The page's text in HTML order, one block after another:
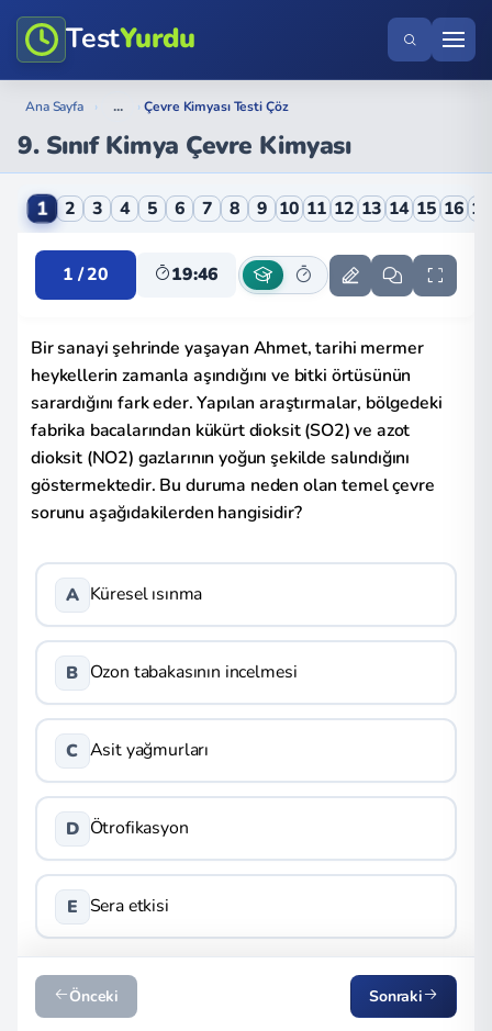
TestYurdu
Ana Sayfa › ... › Çevre Kimyası Testi Çöz
9. Sınıf Kimya Çevre Kimyası
9. Sınıf Kimya Çevre Kimyası Online Testi
1 2 3 4 5 6 7 8 9 10 11 12 13 14 15 16 17
1 / 20 19:46
Bir sanayi şehrinde yaşayan Ahmet, tarihi mermer
heykellerin zamanla aşındığını ve bitki örtüsünün
sarardığını fark eder. Yapılan araştırmalar, bölgedeki
fabrika bacalarından kükürt dioksit (SO2) ve azot
dioksit (NO2) gazlarının yoğun şekilde salındığını
göstermektedir. Bu duruma neden olan temel çevre
sorunu aşağıdakilerden hangisidir?
A Küresel ısınma
B Ozon tabakasının incelmesi
C Asit yağmurları
D Ötrofikasyon
E Sera etkisi
Önceki Sonraki